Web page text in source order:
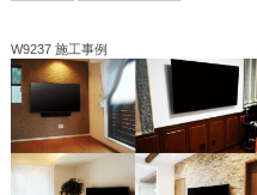
W9237 施工事例